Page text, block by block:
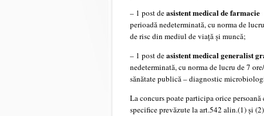
– 1 post deasistent medical de farmacie
perioadă nedeterminată, cu norma de
de risc din mediul de viață și muncă;
– 1 post deasistent medical generalist
nedeterminată, cu norma de lucru de 7
sănătate publică – diagnostic
La concurs poate participa orice
specifice prevăzute la art.542 alin.(1) și